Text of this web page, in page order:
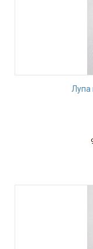
Лупа